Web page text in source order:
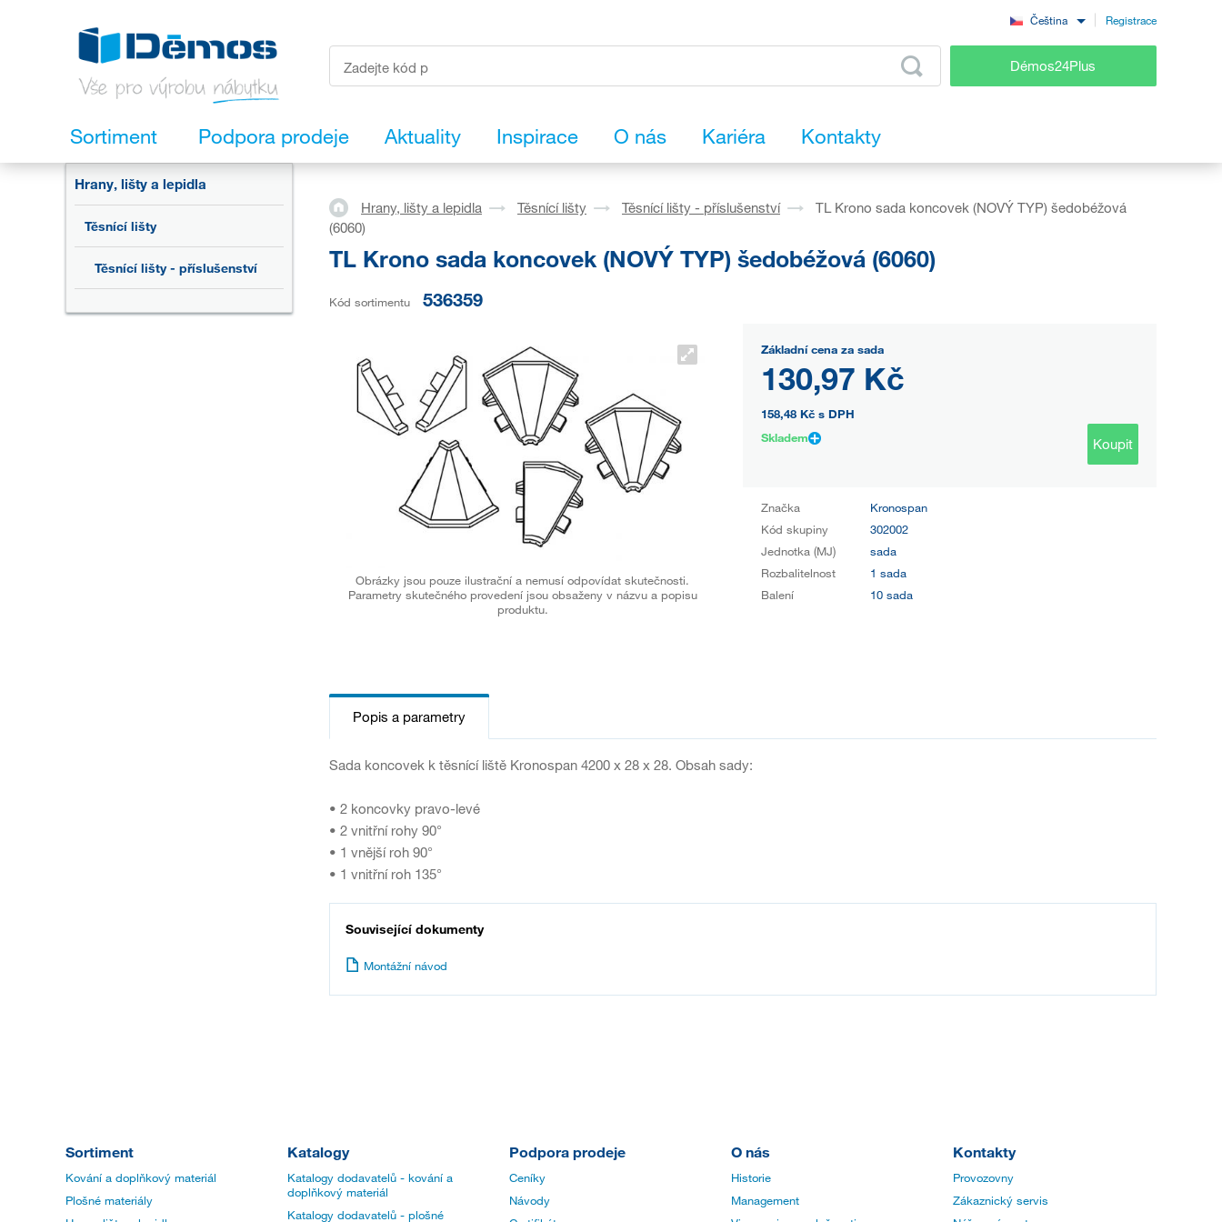
Čeština Registrace
Démos24Plus
Sortiment Podpora prodeje Aktuality Inspirace O nás Kariéra Kontakty
Hrany, lišty a lepidla
Těsnící lišty
Těsnící lišty - příslušenství
Hrany, lišty a lepidla Těsnící lišty Těsnící lišty - příslušenství
TL Krono sada koncovek (NOVÝ TYP) šedobéžová
(6060)
TL Krono sada koncovek (NOVÝ TYP) šedobéžová (6060)
Kód sortimentu 536359
Obrázky jsou pouze ilustrační a nemusí odpovídat skutečnosti.
Parametry skutečného provedení jsou obsaženy v názvu a popisu
produktu.
Základní cena za sada
130,97 Kč
158,48 Kč s DPH
Skladem
Koupit
Značka
Kronospan
Kód skupiny
302002
Jednotka (MJ)
sada
Rozbalitelnost
1 sada
Balení
10 sada
Popis a parametry
Sada koncovek k těsnící liště Kronospan 4200 x 28 x 28. Obsah sady:
• 2 koncovky pravo-levé
• 2 vnitřní rohy 90°
• 1 vnější roh 90°
• 1 vnitřní roh 135°
Související dokumenty
Montážní návod
Sortiment
Kování a doplňkový materiál
Plošné materiály
Katalogy
Katalogy dodavatelů - kování a
doplňkový materiál
Katalogy dodavatelů - plošné
Podpora prodeje
Ceníky
Návody
O nás
Historie
Management
Kontakty
Provozovny
Zákaznický servis